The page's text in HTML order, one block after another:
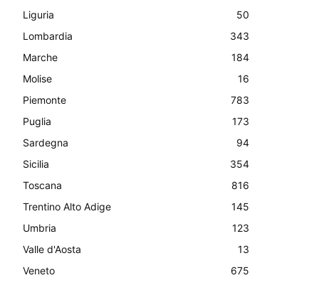
Liguria
50
Lombardia
343
Marche
184
Molise
16
Piemonte
783
Puglia
173
Sardegna
94
Sicilia
354
Toscana
816
Trentino Alto Adige
145
Umbria
123
Valle d'Aosta
13
Veneto
675